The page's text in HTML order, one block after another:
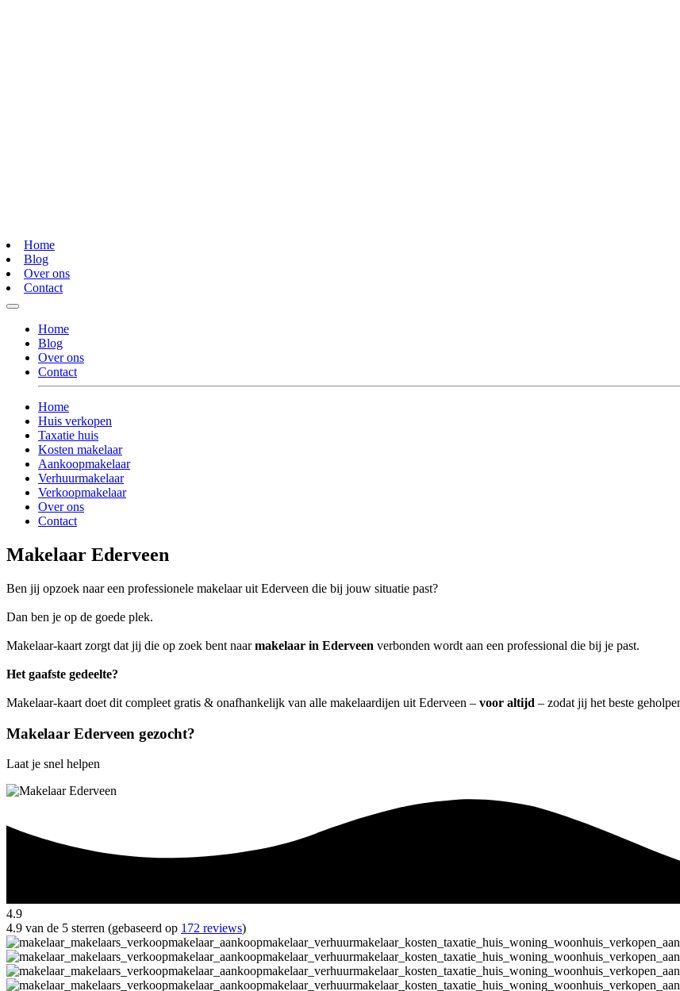
Home
Blog
Over ons
Contact
Home
Blog
Over ons
Contact
Home
Huis verkopen
Taxatie huis
Kosten makelaar
Aankoopmakelaar
Verhuurmakelaar
Verkoopmakelaar
Over ons
Contact
Makelaar Ederveen
Ben jij opzoek naar een professionele makelaar uit Ederveen die bij jouw situatie past?
Dan ben je op de goede plek.
Makelaar-kaart zorgt dat jij die op zoek bent naarmakelaar in Ederveen verbonden wordt aan een professional die bij je past.
Het gaafste gedeelte?
Makelaar-kaart doet dit compleet gratis & onafhankelijk van alle makelaardijen uit Ederveen – voor altijd – zodat jij het beste
Makelaar Ederveen gezocht?
Laat je snel helpen
4.9
4.9 van de 5 sterren (gebaseerd op 172 reviews)